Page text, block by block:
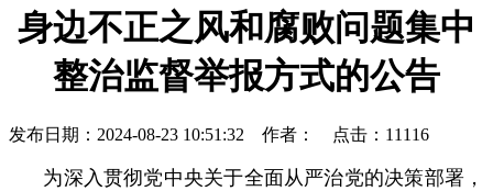
身边不正之风和腐败问题集中
整治监督举报方式的公告
发布日期：2024-08-23 10:51:32 作者： 点击：11116
为深入贯彻党中央关于全面从严治党的决策部署，